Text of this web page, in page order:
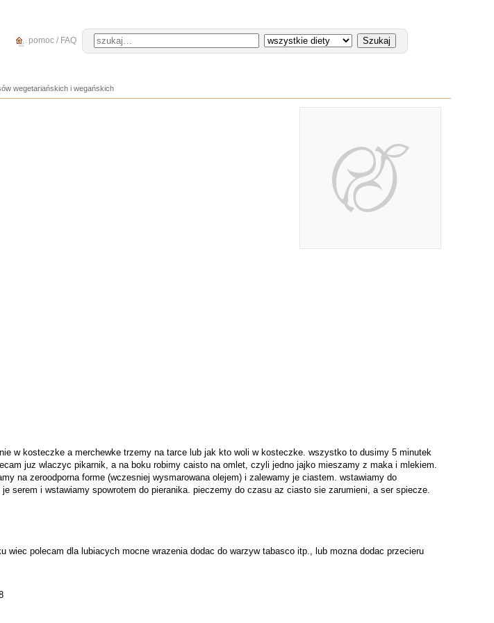
pomoc / FAQ
wegetariańskich i wegańskich
w kosteczke a merchewke trzemy na tarce lub jak kto woli w kosteczke. wszystko to dusimy 5 minutek
juz wlaczyc pikarnik, a na boku robimy caisto na omlet, czyli jedno jajko mieszamy z maka i mlekiem.
na zeroodporna forme (wczesniej wysmarowana olejem) i zalewamy je ciastem. wstawiamy do
serem i wstawiamy spowrotem do pieranika. pieczemy do czasu az ciasto sie zarumieni, a ser spiecze.
wiec polecam dla lubiacych mocne wrazenia dodac do warzyw tabasco itp., lub mozna dodac przecieru